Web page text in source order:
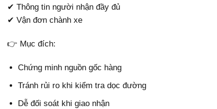
✔ Thông tin người nhận đầy đủ
✔ Vận đơn chành xe
👉 Mục đích:
Chứng minh nguồn gốc hàng
Tránh rủi ro khi kiểm tra dọc đường
Dễ đối soát khi giao nhận